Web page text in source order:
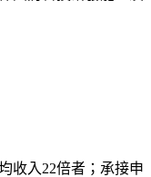
收入22倍者；承接申